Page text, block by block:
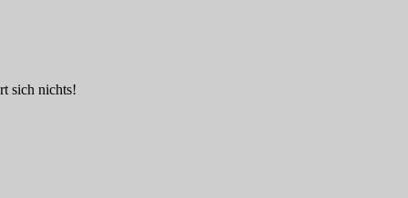
sich nichts!